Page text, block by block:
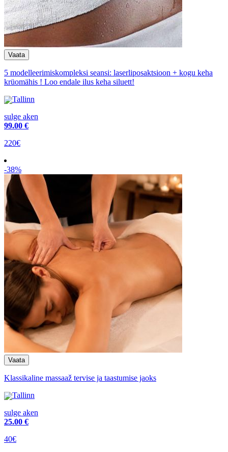
5 modelleerimiskompleksi seansi: laserliposaktsioon + kogu keha
krüomähis ! Loo endale ilus keha siluett!
Tallinn
sulge aken
99.00 €
220€
-38%
Klassikaline massaaž tervise ja taastumise jaoks
Tallinn
sulge aken
25.00 €
40€